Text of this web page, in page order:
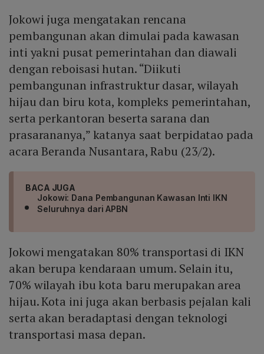
Jokowi juga mengatakan rencana
pembangunan akan dimulai pada kawasan
inti yakni pusat pemerintahan dan diawali
dengan reboisasi hutan. “Diikuti
pembangunan infrastruktur dasar, wilayah
hijau dan biru kota, kompleks pemerintahan,
serta perkantoran beserta sarana dan
prasarananya,” katanya saat berpidatao pada
acara Beranda Nusantara, Rabu (23/2).
BACA JUGA
Jokowi: Dana Pembangunan Kawasan Inti IKN
Seluruhnya dari APBN
Jokowi mengatakan 80% transportasi di IKN
akan berupa kendaraan umum. Selain itu,
70% wilayah ibu kota baru merupakan area
hijau. Kota ini juga akan berbasis pejalan kali
serta akan beradaptasi dengan teknologi
transportasi masa depan.